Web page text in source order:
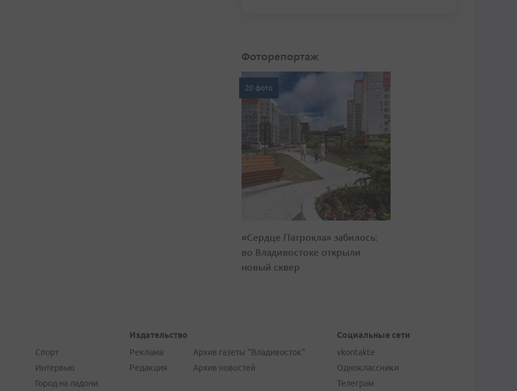
Фоторепортаж
20 фото
«Сердце Патрокла» забилось:
во Владивостоке открыли
новый сквер
Спорт
Интервью
Город на ладони
Издательство
Реклама
Редакция
Архив газеты "Владивосток"
Архив новостей
Социальные сети
vkontakte
Одноклассники
Телеграм